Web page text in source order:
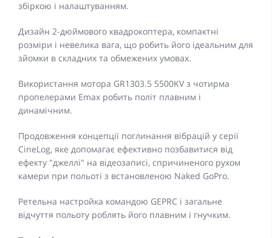
збіркою і налаштуванням.
Дизайн 2-дюймового квадрокоптера, компактні
розміри і невелика вага, що робить його ідеальним для
зйомки в складних та обмежених умовах.
Використання мотора GR1303.5 5500KV з чотирма
пропелерами Emax робить політ плавним і
динамічним.
Продовження концепції поглинання вібрацій у серії
CineLog, яке допомагає ефективно позбавитися від
ефекту "джеллі" на відеозаписі, спричиненого рухом
камери при польоті з встановленою Naked GoPro.
Ретельна настройка командою GEPRC і загальне
відчуття польоту роблять його плавним і гнучким.